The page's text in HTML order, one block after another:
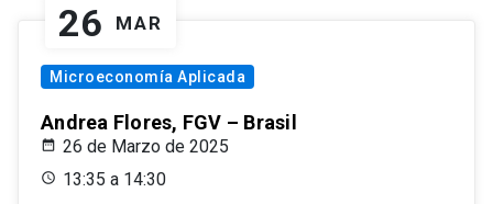
26 MAR
Microeconomía Aplicada
Andrea Flores, FGV – Brasil
26 de Marzo de 2025
13:35 a 14:30